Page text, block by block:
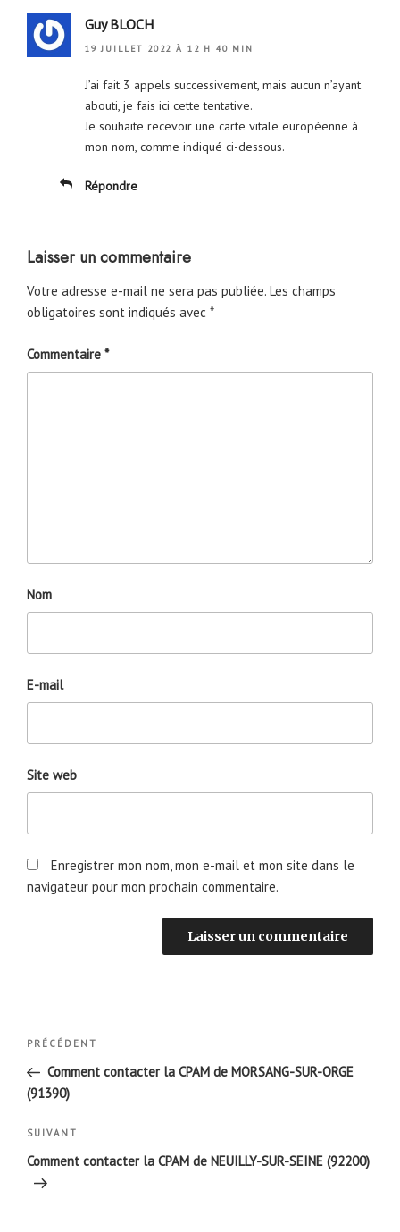
Guy BLOCH
19 JUILLET 2022 À 12 H 40 MIN
J’ai fait 3 appels successivement, mais aucun n’ayant
abouti, je fais ici cette tentative.
Je souhaite recevoir une carte vitale européenne à
mon nom, comme indiqué ci-dessous.
Répondre
Laisser un commentaire
Votre adresse e-mail ne sera pas publiée. Les champs
obligatoires sont indiqués avec *
Commentaire *
Nom
E-mail
Site web
Enregistrer mon nom, mon e-mail et mon site dans le
navigateur pour mon prochain commentaire.
Navigation
l’article
Article
précédent
PRÉCÉDENT
Comment contacter la CPAM de MORSANG-SUR-ORGE
(91390)
Article
suivant
SUIVANT
Comment contacter la CPAM de NEUILLY-SUR-SEINE (92200)